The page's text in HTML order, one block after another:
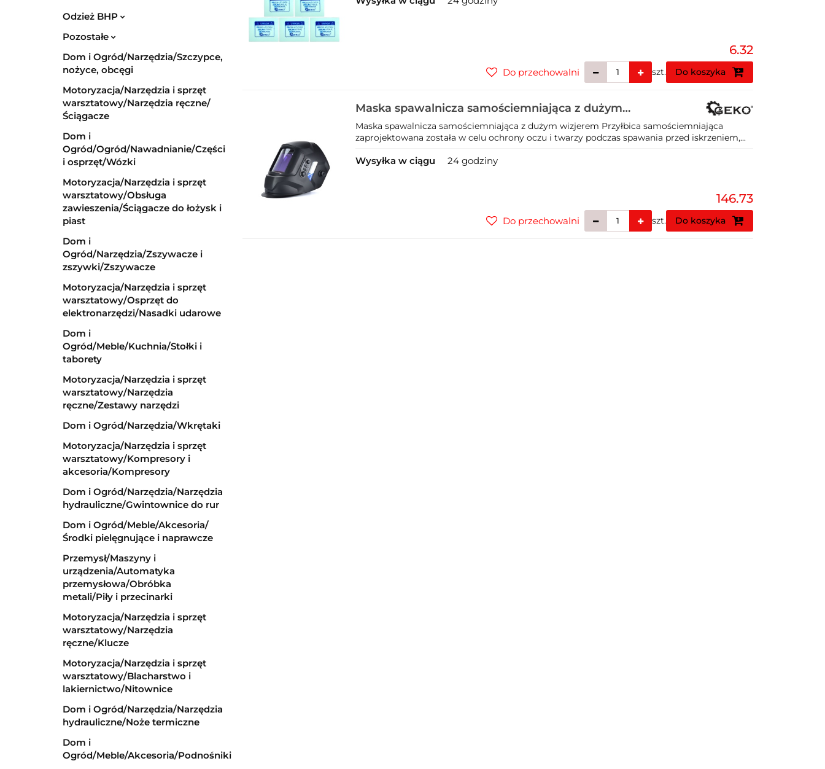
Odzież BHP
Pozostałe
Dom i Ogród/Narzędzia/Szczypce,
nożyce, obcęgi
Motoryzacja/Narzędzia i sprzęt
warsztatowy/Narzędzia ręczne/
Ściągacze
Dom i
Ogród/Ogród/Nawadnianie/Części
i osprzęt/Wózki
Motoryzacja/Narzędzia i sprzęt
warsztatowy/Obsługa
zawieszenia/Ściągacze do łożysk i
piast
Dom i
Ogród/Narzędzia/Zszywacze i
zszywki/Zszywacze
Motoryzacja/Narzędzia i sprzęt
warsztatowy/Osprzęt do
elektronarzędzi/Nasadki udarowe
Dom i
Ogród/Meble/Kuchnia/Stołki i
taborety
Motoryzacja/Narzędzia i sprzęt
warsztatowy/Narzędzia
ręczne/Zestawy narzędzi
Dom i Ogród/Narzędzia/Wkrętaki
Motoryzacja/Narzędzia i sprzęt
warsztatowy/Kompresory i
akcesoria/Kompresory
Dom i Ogród/Narzędzia/Narzędzia
hydrauliczne/Gwintownice do rur
Dom i Ogród/Meble/Akcesoria/
Środki pielęgnujące i naprawcze
Przemysł/Maszyny i
urządzenia/Automatyka
przemysłowa/Obróbka
metali/Piły i przecinarki
Motoryzacja/Narzędzia i sprzęt
warsztatowy/Narzędzia
ręczne/Klucze
Motoryzacja/Narzędzia i sprzęt
warsztatowy/Blacharstwo i
lakiernictwo/Nitownice
Dom i Ogród/Narzędzia/Narzędzia
hydrauliczne/Noże termiczne
Dom i
Ogród/Meble/Akcesoria/Podnośniki
6.32
szt. Do koszyka
Do przechowalni
Maska spawalnicza samościemniająca z dużym
wizjerem (6)
Maska spawalnicza samościemniająca z dużym wizjerem Przyłbica samościemniająca
zaprojektowana została w celu ochrony oczu i twarzy podczas spawania przed iskrzeniem,...
Wysyłka w ciągu 24 godziny
146.73
szt. Do koszyka
Do przechowalni